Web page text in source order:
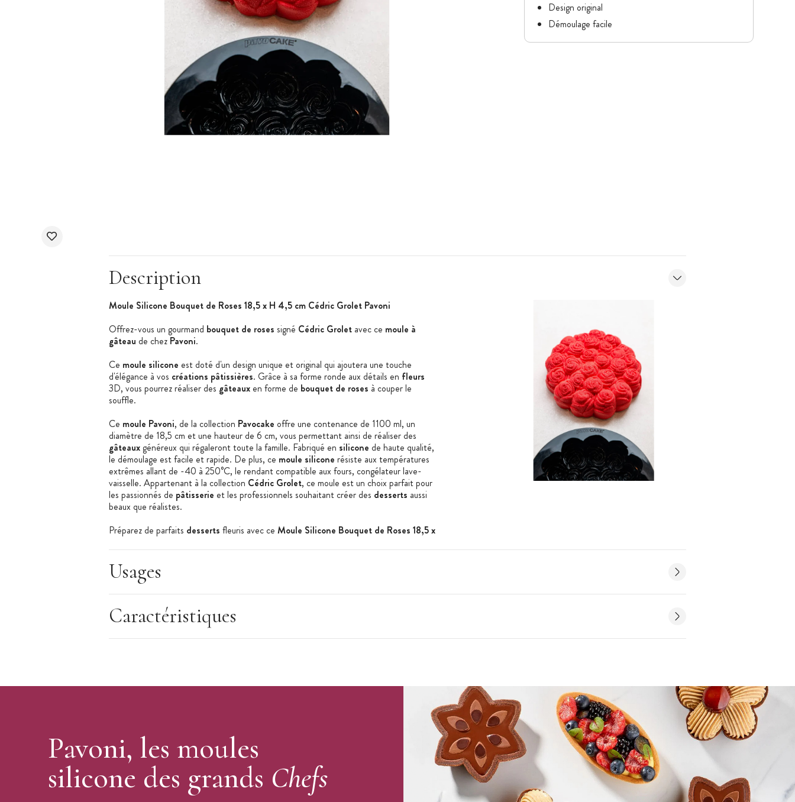
Design original
Démoulage facile
Description
Moule Silicone Bouquet de Roses 18,5 x H 4,5 cm Cédric Grolet Pavoni
Offrez-vous un gourmand bouquet de roses signé Cédric Groletavec ce moule à
gâteau de chez Pavoni.
Ce moule silicone est doté d'un design unique et original qui ajoutera une touche
d'élégance à vos créations pâtissières. Grâce à sa forme ronde aux détails en fleurs
3D, vous pourrez réaliser des gâteauxen forme de bouquet de roses à couper le
souffle.
Ce moule Pavoni, de la collection Pavocake offre une contenance de 1100 ml, un
diamètre de 18,5 cm et une hauteur de 6 cm, vous permettant ainsi de réaliser des
gâteauxgénéreux qui régaleront toute la famille. Fabriqué en silicone de haute qualité,
le démoulage est facile et rapide. De plus, ce moule silicone résiste aux températures
extrêmes allant de -40 à 250°C, le rendant compatible aux fours, congélateur lave-
vaisselle. Appartenant à la collection Cédric Grolet, ce moule est un choix parfait pour
les passionnés de pâtisserie et les professionnels souhaitant créer des desserts aussi
beaux que réalistes.
Préparez de parfaits desserts fleuris avec ce Moule Silicone Bouquet de Roses 18,5x
Caractéristiques du Moule en Silicone :
Moule Bouquet de Roses
Collection : Cédric Grolet
Matière : Silicone
Modèle : Bouquet de Roses
Marque : Pavocake (Pavoni)
Usages
Caractéristiques
Pavoni, les moules
silicone des grands Chefs